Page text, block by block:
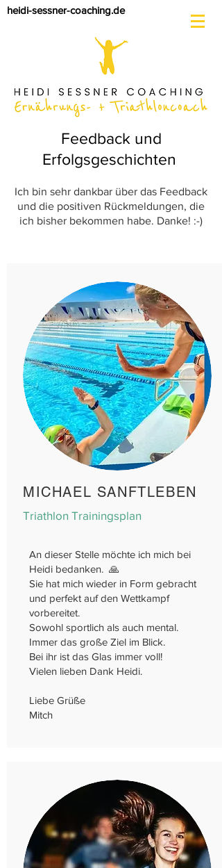
heidi-sessner-coaching.de
Feedback und
Erfolgsgeschichten
Ich bin sehr dankbar über das Feedback
und die positiven Rückmeldungen, die
ich bisher bekommen habe. Danke! :-)
MICHAEL SANFTLEBEN
Triathlon Trainingsplan
An dieser Stelle möchte ich mich bei
Heidi bedanken. 🙏
Sie hat mich wieder in Form gebracht
und perfekt auf den Wettkampf
vorbereitet.
Sowohl sportlich als auch mental.
Immer das große Ziel im Blick.
Bei ihr ist das Glas immer voll!
Vielen lieben Dank Heidi.
Liebe Grüße
Mitch